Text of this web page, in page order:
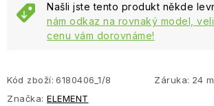
Našli jste tento produkt někde
nám odkaz na rovnaký model,
cenu vám dorovnáme!
Kód zboží: 6180406_1/8 Záruka: 24
Značka: ELEMENT